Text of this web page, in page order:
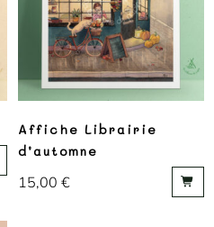
Affiche Librairie
d’automne
15,00€